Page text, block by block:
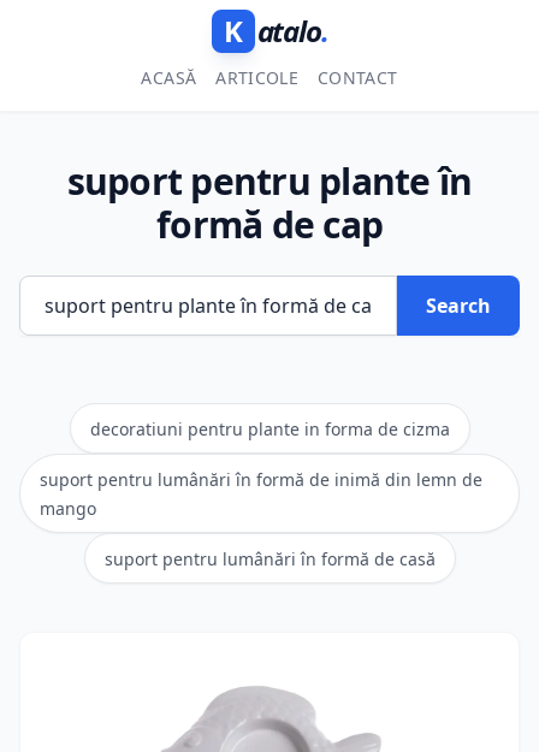
K atalo.
ACASĂ ARTICOLE CONTACT
suport pentru plante în
formă de cap
Search
decoratiuni pentru plante in forma de cizma
suport pentru lumânări în formă de inimă din lemn de
mango
suport pentru lumânări în formă de casă